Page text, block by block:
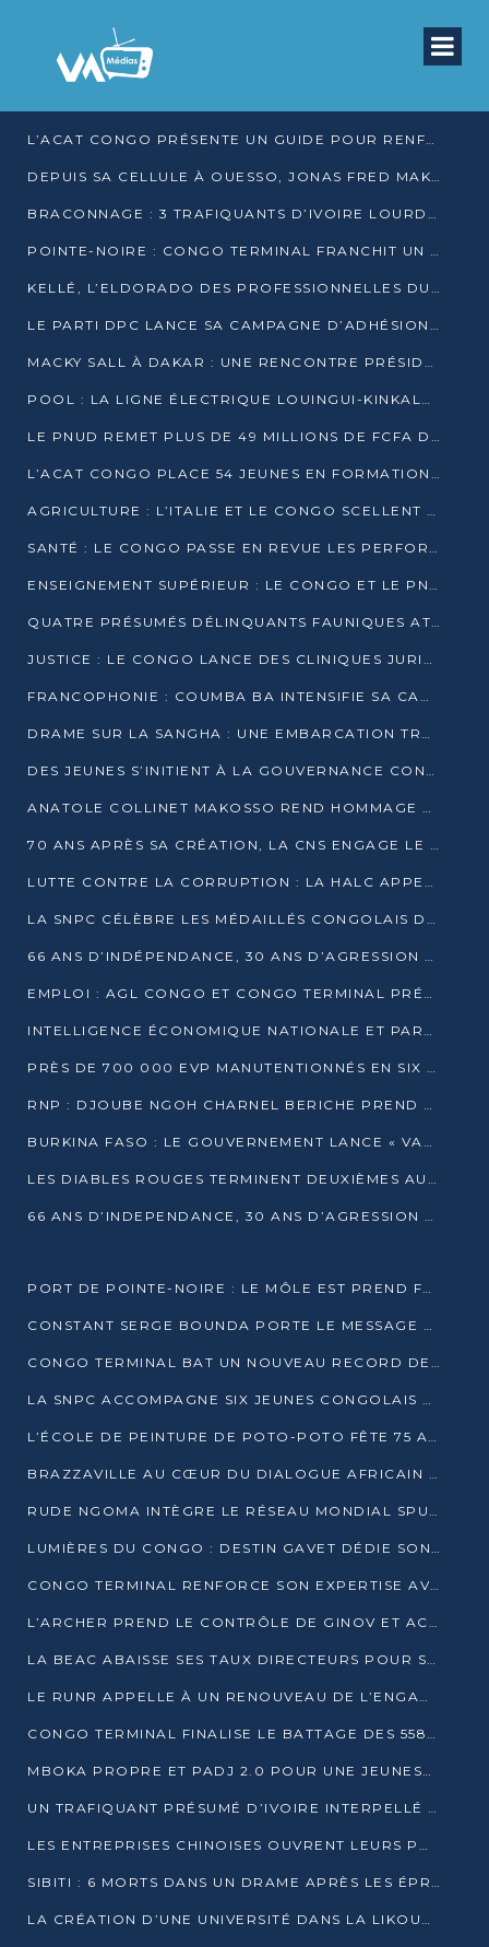
L’ACAT CONGO PRÉSENTE UN GUIDE POUR RENFORCER LES GARANTIES JUDICIAIRES EN GARDE À VUE
DEPUIS SA CELLULE À OUESSO, JONAS FRED MAKITA DÉNONCE CE QU’IL QUALIFIE DE DÉNI DE JUSTICE
BRACONNAGE : 3 TRAFIQUANTS D’IVOIRE LOURDEMENT CONDAMNÉS À DJAMBALA
POINTE-NOIRE : CONGO TERMINAL FRANCHIT UN CAP HISTORIQUE AVEC 99 MOUVEMENTS/HEURE
KELLÉ, L’ELDORADO DES PROFESSIONNELLES DU SEXE
LE PARTI DPC LANCE SA CAMPAGNE D’ADHÉSIONS ET VEUT STRUCTURER SA PRÉSENCE DANS LES 15 DÉPARTEMENTS
MACKY SALL À DAKAR : UNE RENCONTRE PRÉSIDENTIELLE QUI DIVISE L’OPINION SÉNÉGALAISE
POOL : LA LIGNE ÉLECTRIQUE LOUINGUI-KINKALA-BOKO MISE EN SERVICE
LE PNUD REMET PLUS DE 49 MILLIONS DE FCFA D’ÉQUIPEMENTS POUR ACCÉLÉRER LA NUMÉRISATION DU SYSTÈME DE SANTÉ
L’ACAT CONGO PLACE 54 JEUNES EN FORMATION PROFESSIONNELLE
AGRICULTURE : L’ITALIE ET LE CONGO SCELLENT UN PARTENARIAT POUR UNE PRODUCTION LOCALE DURABLE
SANTÉ : LE CONGO PASSE EN REVUE LES PERFORMANCES DE SES HÔPITAUX À MI-PARCOURS
ENSEIGNEMENT SUPÉRIEUR : LE CONGO ET LE PNUD VEULENT RAPPROCHER LA FORMATION UNIVERSITAIRE DES BESOINS DU MARCHÉ DE L’EMPLOI
QUATRE PRÉSUMÉS DÉLINQUANTS FAUNIQUES ATTENDUS DEVANT LA JUSTICE POUR TRAFIC D’IVOIRE
JUSTICE : LE CONGO LANCE DES CLINIQUES JURIDIQUES POUR RAPPROCHER LE DROIT DES CITOYENS
FRANCOPHONIE : COUMBA BA INTENSIFIE SA CAMPAGNE POUR LA SUCCESSION À LA TÊTE DE L’OIF
DRAME SUR LA SANGHA : UNE EMBARCATION TRANSPORTANT DES FIDÈLES DE « NZAMBÉ YA L’HUILE » FAIT NAUFRAGE À OUESSO
DES JEUNES S’INITIENT À LA GOUVERNANCE CONTINENTALE À BRAZZAVILLE
ANATOLE COLLINET MAKOSSO REND HOMMAGE À JEAN-PAUL PIGASSE
70 ANS APRÈS SA CRÉATION, LA CNS ENGAGE LE VIRAGE DE LA DIGITALISATION
LUTTE CONTRE LA CORRUPTION : LA HALC APPELLE À PASSER DES DISCOURS AUX ACTES
LA SNPC CÉLÈBRE LES MÉDAILLÉS CONGOLAIS DES OLYMPIADES PANAFRICAINES DE MATHÉMATIQUES 2026
66 ANS D’INDÉPENDANCE, 30 ANS D’AGRESSION RWANDAISE : 4 PRÉSIDENCES, UN ÉCHEC COLLECTIF
EMPLOI : AGL CONGO ET CONGO TERMINAL PRÉSÉLECTIONNENT PLUS DE 70 JEUNES À POINTE-NOIRE
INTELLIGENCE ÉCONOMIQUE NATIONALE ET PARTENARIATS INTERNATIONAUX : VERS UNE DOCTRINE SOUVERAINE DE SÉCURITÉ ÉCONOMIQUE
PRÈS DE 700 000 EVP MANUTENTIONNÉS EN SIX MOIS PAR CONGO TERMINAL
RNP : DJOUBE NGOH CHARNEL BERICHE PREND LES RÊNES DU PARTI
BURKINA FASO : LE GOUVERNEMENT LANCE « VACANCES UTILES 2026 » POUR FORMER LES ÉLÈVES À 15 MÉTIERS
LES DIABLES ROUGES TERMINENT DEUXIÈMES AU CHAMPIONNAT D’AFRIQUE ZONE 3
66 ANS D’INDEPENDANCE, 30 ANS D’AGRESSION RWAN DAISE : 4 PRESIDENCES, UN ECHEC COLLECTIF
PORT DE POINTE-NOIRE : LE MÔLE EST PREND FORME ET VISE LES GÉANTS DES MERS
CONSTANT SERGE BOUNDA PORTE LE MESSAGE DE COMPASSION DE DENIS SASSOU NGUESSO EN IRAN
CONGO TERMINAL BAT UN NOUVEAU RECORD DE PRODUCTIVITÉ AU PORT DE POINTE-NOIRE
LA SNPC ACCOMPAGNE SIX JEUNES CONGOLAIS AUX OLYMPIADES PANAFRICAINES DE MATHÉMATIQUES
L’ÉCOLE DE PEINTURE DE POTO-POTO FÊTE 75 ANS AU SERVICE DE L’ART CONGOLAIS
BRAZZAVILLE AU CŒUR DU DIALOGUE AFRICAIN SUR LES OBJECTIFS DE DÉVELOPPEMENT DURABLE
RUDE NGOMA INTÈGRE LE RÉSEAU MONDIAL SPUTNIK PRO APRÈS UNE FORMATION À MOSCOU
LUMIÈRES DU CONGO : DESTIN GAVET DÉDIE SON PRIX À L’UNITÉ NATIONALE ET À LA JEUNESSE
CONGO TERMINAL RENFORCE SON EXPERTISE AVEC NEUF NOUVEAUX FORMATEURS EN ENGINS PORTUAIRES
L’ARCHER PREND LE CONTRÔLE DE GINOV ET ACCÉLÈRE SON VIRAGE NUMÉRIQUE
LA BEAC ABAISSE SES TAUX DIRECTEURS POUR SOUTENIR LA CROISSANCE EN ZONE CEMAC
LE RUNR APPELLE À UN RENOUVEAU DE L’ENGAGEMENT MILITANT
CONGO TERMINAL FINALISE LE BATTAGE DES 558 PIEUX DU FUTUR QUAI DU MÔLE EST
MBOKA PROPRE ET PADJ 2.0 POUR UNE JEUNESSE PLUS AUTONOME
UN TRAFIQUANT PRÉSUMÉ D’IVOIRE INTERPELLÉ À DOLISIE
LES ENTREPRISES CHINOISES OUVRENT LEURS PORTES AUX JEUNES DIPLÔMÉS
SIBITI : 6 MORTS DANS UN DRAME APRÈS LES ÉPREUVES DU BEPC
LA CRÉATION D’UNE UNIVERSITÉ DANS LA LIKOUALA AU CŒUR D’UNE RÉFLEXION NATIONALE